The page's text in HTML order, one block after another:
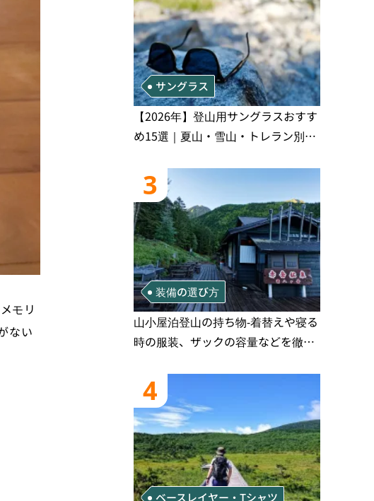
モリ
ない
サングラス
【2026年】登山用サングラスおすす
め15選｜夏山・雪山・トレラン別、
3
装備の選び方
山小屋泊登山の持ち物‐着替えや寝る
時の服装、ザックの容量などを徹底
4
ベースレイヤー・Tシャツ